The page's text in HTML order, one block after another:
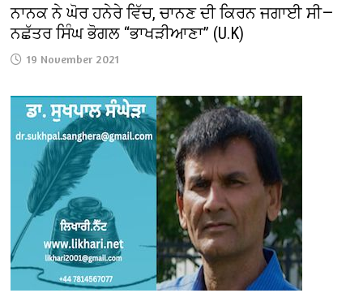
ਨਾਨਕ ਨੇ ਘੋਰ ਹਨੇਰੇ ਵਿੱਚ, ਚਾਨਣ ਦੀ ਕਿਰਨ ਜਗਾਈ ਸੀ—
ਨਛੱਤਰ ਸਿੰਘ ਭੋਗਲ “ਭਾਖੜੀਆਣਾ” (U.K)
19 November 2021